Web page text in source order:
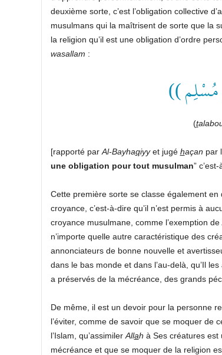
deuxième sorte, c’est l’obligation collective
musulmans qui la maîtrisent de sorte que la
la religion qu’il est une obligation d’ordre
wasallam :
مُسْلِم ))
(t
[rapporté par Al-Bayhaqiyyet jugé haçan par
une obligation pour tout musulman”
Cette première sorte se classe également
croyance, c’est-à-dire qu’il n’est permis à
croyance musulmane, comme l’exemption de
n’importe quelle autre caractéristique des
annonciateurs de bonne nouvelle et
dans le bas monde et dans l’au-delà, qu’Il
a préservés de la mécréance, des grands
De même, il est un devoir pour la personne
l’éviter, comme de savoir que se moquer de
l’Islam, qu’assimiler Allah à Ses créatures est
mécréance et que se moquer de la religion